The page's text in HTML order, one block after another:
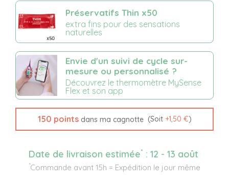
Préservatifs Thin x50
extra fins pour des sensations
naturelles
Envie d'un suivi de cycle sur-
mesure ou personnalisé ?
Découvrez le thermomètre MySense
Flex et son app
150 pointsdans ma cagnotte (Soit +1,50 €)
Date de livraison estimée* : 12 - 13 août
*Commande avant 15h = Expédition le jour même